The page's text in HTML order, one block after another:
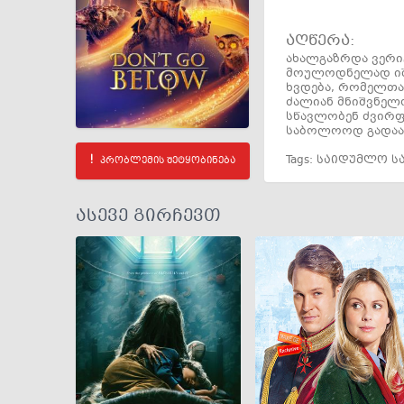
პრობლემის შეტყობინება
აღწერა:
ახალგაზრდა
მოულოდნელად
ხვდება, რომელთა
ძალიან
სწავლობენ
საბოლოოდ
Tags: საიდუმლო
ასევე გირჩევთ